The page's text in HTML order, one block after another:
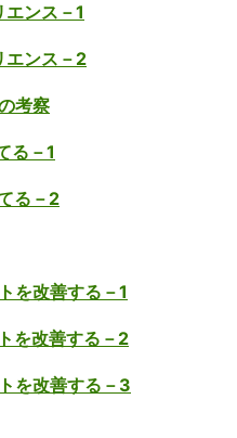
ンス－1
ンス－2
考察
る－1
る－2
を改善する－1
を改善する－2
を改善する－3